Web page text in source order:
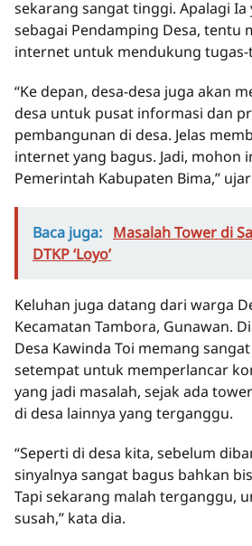
sekarang sangat tinggi. Apalagi
sebagai Pendamping Desa, tentu
internet untuk mendukung tugas-
“Ke depan, desa-desa juga akan
desa untuk pusat informasi dan
pembangunan di desa. Jelas
internet yang bagus. Jadi, mohon
Pemerintah Kabupaten Bima,”
Baca juga: Masalah Tower di
DTKP ‘Loyo’
Keluhan juga datang dari warga
Kecamatan Tambora, Gunawan.
Desa Kawinda Toi memang
setempat untuk memperlancar
yang jadi masalah, sejak ada
di desa lainnya yang terganggu.
“Seperti di desa kita, sebelum
sinyalnya sangat bagus bahkan
Tapi sekarang malah terganggu,
susah,” kata dia.